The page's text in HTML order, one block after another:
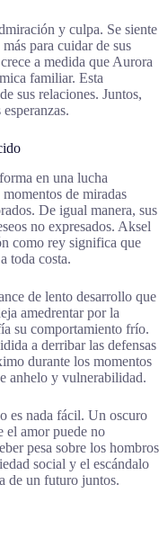
y culpa. Se siente
para cuidar de sus
a medida que Aurora
familiar. Esta
sus relaciones. Juntos,
en una lucha
de miradas
De igual manera, sus
no expresados. Aksel
como rey significa que
toda costa.
de lento desarrollo que
amedrentar por la
su comportamiento frío.
a derribar las defensas
durante los momentos
anhelo y vulnerabilidad.
es nada fácil. Un oscuro
el amor puede no
pesa sobre los hombros
social y el escándalo
de un futuro juntos.